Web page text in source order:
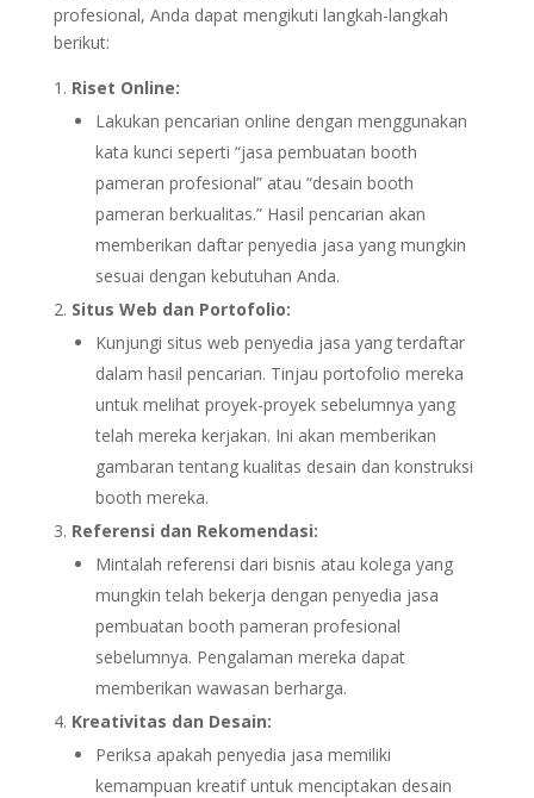
profesional, Anda dapat mengikuti langkah-langkah
berikut:
Riset Online:
Lakukan pencarian online dengan menggunakan
kata kunci seperti “jasa pembuatan booth
pameran profesional” atau “desain booth
pameran berkualitas.” Hasil pencarian akan
memberikan daftar penyedia jasa yang mungkin
sesuai dengan kebutuhan Anda.
Situs Web dan Portofolio:
Kunjungi situs web penyedia jasa yang terdaftar
dalam hasil pencarian. Tinjau portofolio mereka
untuk melihat proyek-proyek sebelumnya yang
telah mereka kerjakan. Ini akan memberikan
gambaran tentang kualitas desain dan konstruksi
booth mereka.
Referensi dan Rekomendasi:
Mintalah referensi dari bisnis atau kolega yang
mungkin telah bekerja dengan penyedia jasa
pembuatan booth pameran profesional
sebelumnya. Pengalaman mereka dapat
memberikan wawasan berharga.
Kreativitas dan Desain:
Periksa apakah penyedia jasa memiliki
kemampuan kreatif untuk menciptakan desain